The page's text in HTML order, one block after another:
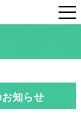
知らせ